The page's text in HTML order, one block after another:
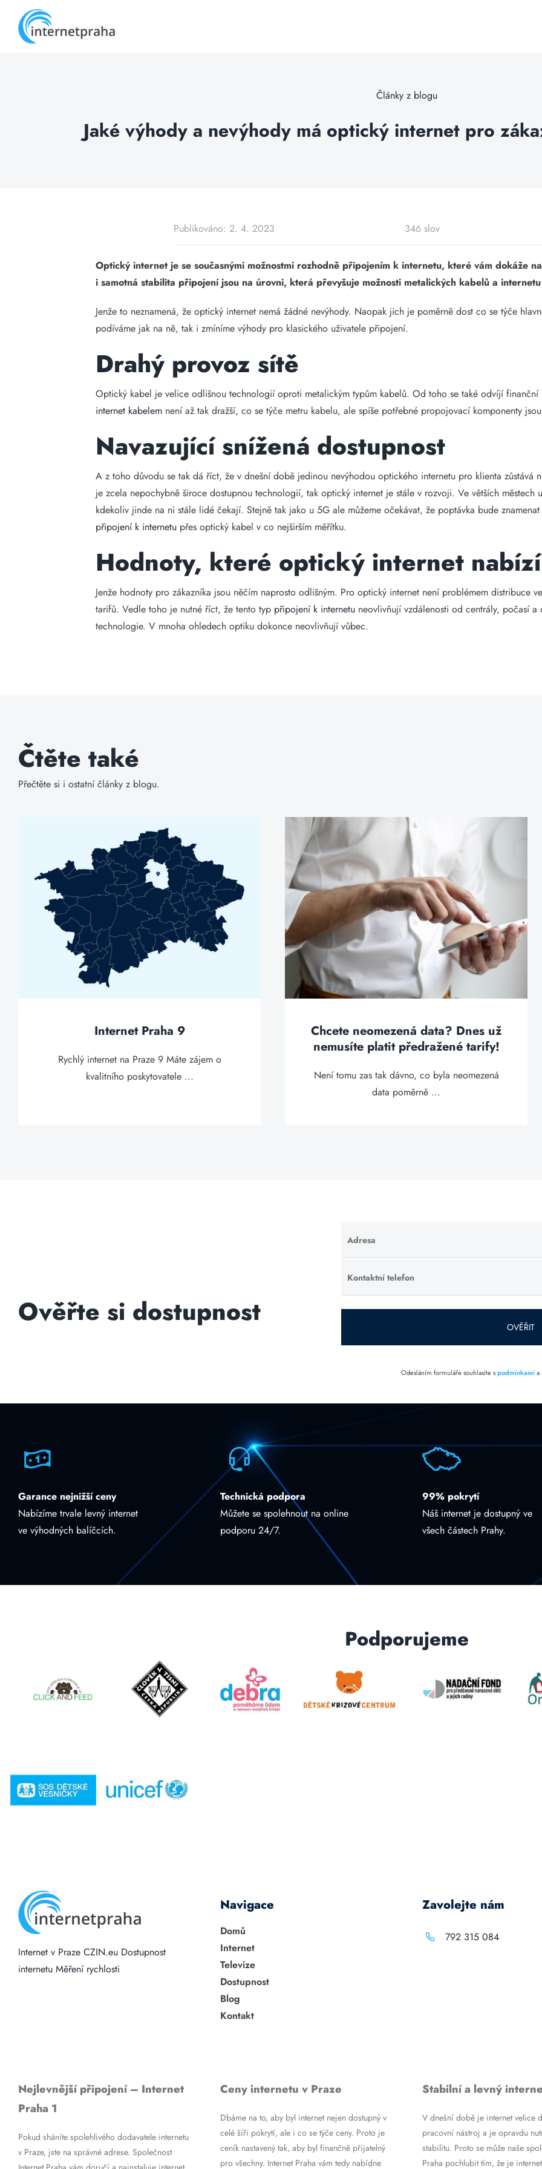
content
Články z blogu
Jaké výhody a nevýhody má optický internet pro
Publikováno: 2. 4. 2023 346 slov
Optický internet je se současnými možnostmi rozhodně připojením k internetu, které vám dokáže
i samotná stabilita připojení jsou na úrovni, která převyšuje možnosti metalických kabelů a
Jenže to neznamená, že optický internet nemá žádné nevýhody. Naopak jich je poměrně dost co se týče
podíváme jak na ně, tak i zmíníme výhody pro klasického uživatele připojení.
Drahý provoz sítě
Optický kabel je velice odlišnou technologií oproti metalickým typům kabelů. Od toho se také odvíjí
internet kabelem není až tak dražší, co se týče metru kabelu, ale spíše potřebné propojovací komponenty
Navazující snížená dostupnost
A z toho důvodu se tak dá říct, že v dnešní době jedinou nevýhodou optického internetu pro klienta zůstává
je zcela nepochybně široce dostupnou technologií, tak optický internet je stále v rozvoji. Ve větších městech
kdekoliv jinde na ni stále lidé čekají. Stejně tak jako u 5G ale můžeme očekávat, že poptávka bude
připojení k internetu přes optický kabel v co nejširším měřítku.
Hodnoty, které optický internet nabízí
Jenže hodnoty pro zákazníka jsou něčím naprosto odlišným. Pro optický internet není problémem distribuce
tarifů. Vedle toho je nutné říct, že tento typ připojení k internetu neovlivňují vzdálenosti od centrály, počasí
technologie. V mnoha ohledech optiku dokonce neovlivňují vůbec.
Čtěte také
Přečtěte si i ostatní články z blogu.
Internet Praha 9
Rychlý internet na Praze 9 Máte zájem o
kvalitního poskytovatele ...
Chcete neomezená data? Dnes už
nemusíte platit předražené tarify!
Není tomu zas tak dávno, co byla neomezená
data poměrně ...
Ověřte si dostupnost
Adresa
Ponechte
toto pole
prázdné.
Kontaktní telefon
Ponechte
toto pole
prázdné.
OVĚŘIT
Odesláním formuláře souhlasíte spodmínkamia
Garance nejnižší ceny
Nabízíme trvale levný internet
ve výhodných balíčcích.
Technická podpora
Můžete se spolehnout na online
podporu 24/7.
99% pokrytí
Náš internet je dostupný ve
všech částech Prahy.
Podporujeme
Internet v Praze CZIN.eu Dostupnost
internetu Měření rychlosti
Navigace
Domů
Internet
Televize
Dostupnost
Blog
Kontakt
Zavolejte nám
792 315 084
Nejlevnější připojení – Internet
Praha 1
Pokud sháníte spolehlivého dodavatele internetu
v Praze, jste na správné adrese. Společnost
Ceny internetu v Praze
Dbáme na to, aby byl internet nejen dostupný v
celé šíři pokrytí, ale i co se týče ceny. Proto je
ceník nastavený tak, aby byl finančně přijatelný
pro všechny. Internet Praha vám tedy nabídne
Stabilní a levný
V dnešní době je internet velice
pracovní nástroj a je opravdu
stabilitu. Proto se může naše
Praha pochlubit tím, že je